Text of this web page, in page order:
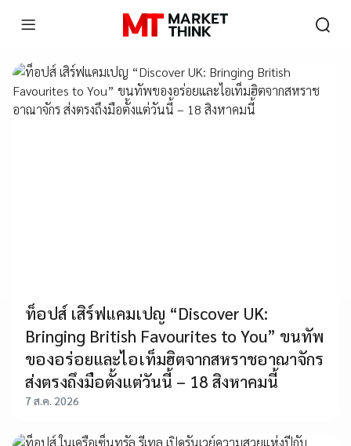
ท็อปส์ เสิร์ฟแคมเปญ “Discover UK:
Bringing British Favourites to You” ขนทัพ
ของอร่อยและไอเท็มฮิตจากสหราชอาณาจักร
ส่งตรงถึงมือตั้งแต่วันนี้ – 18 สิงหาคมนี้
7 ส.ค. 2026